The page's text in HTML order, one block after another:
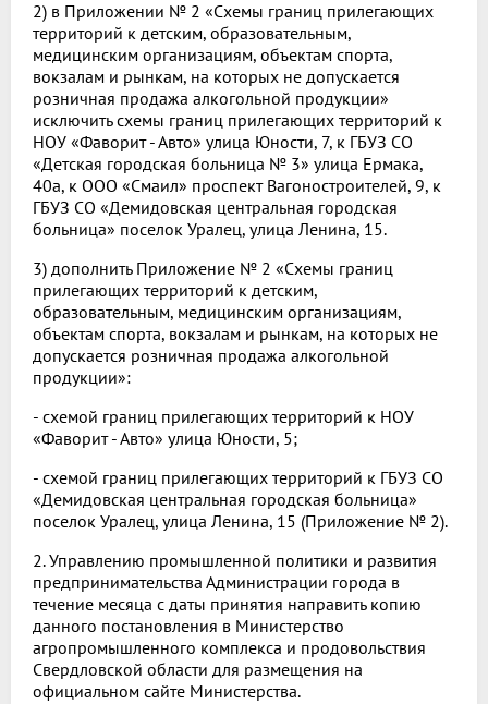
2) в Приложении № 2 «Схемы границ прилегающих
территорий к детским, образовательным,
медицинским организациям, объектам спорта,
вокзалам и рынкам, на которых не допускается
розничная продажа алкогольной продукции»
исключить схемы границ прилегающих территорий к
НОУ «Фаворит - Авто» улица Юности, 7, к ГБУЗ СО
«Детская городская больница № 3» улица Ермака,
40а, к ООО «Смаил» проспект Вагоностроителей, 9, к
ГБУЗ СО «Демидовская центральная городская
больница» поселок Уралец, улица Ленина, 15.
3) дополнить Приложение № 2 «Схемы границ
прилегающих территорий к детским,
образовательным, медицинским организациям,
объектам спорта, вокзалам и рынкам, на которых не
допускается розничная продажа алкогольной
продукции»:
- схемой границ прилегающих территорий к НОУ
«Фаворит - Авто» улица Юности, 5;
- схемой границ прилегающих территорий к ГБУЗ СО
«Демидовская центральная городская больница»
поселок Уралец, улица Ленина, 15 (Приложение № 2).
2. Управлению промышленной политики и развития
предпринимательства Администрации города в
течение месяца с даты принятия направить копию
данного постановления в Министерство
агропромышленного комплекса и продовольствия
Свердловской области для размещения на
официальном сайте Министерства.